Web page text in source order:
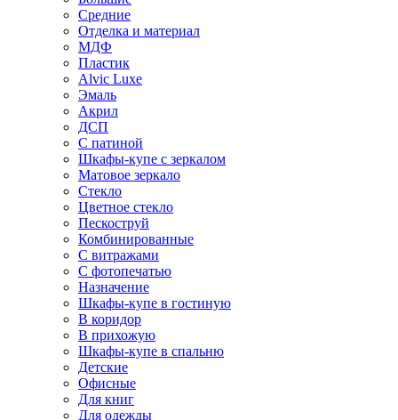
Средние
Отделка и материал
МДФ
Пластик
Alvic Luxe
Эмаль
Акрил
ДСП
С патиной
Шкафы-купе с зеркалом
Матовое зеркало
Стекло
Цветное стекло
Пескоструй
Комбинированные
С витражами
С фотопечатью
Назначение
Шкафы-купе в гостиную
В коридор
В прихожую
Шкафы-купе в спальню
Детские
Офисные
Для книг
Для одежды